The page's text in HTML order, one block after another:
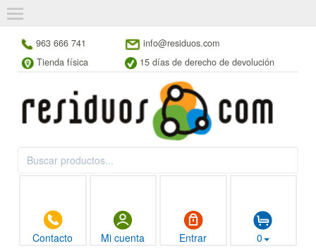
963 666 741
info@residuos.com
Tienda física
15 días de derecho de devolución
Contacto Mi cuenta Entrar 0